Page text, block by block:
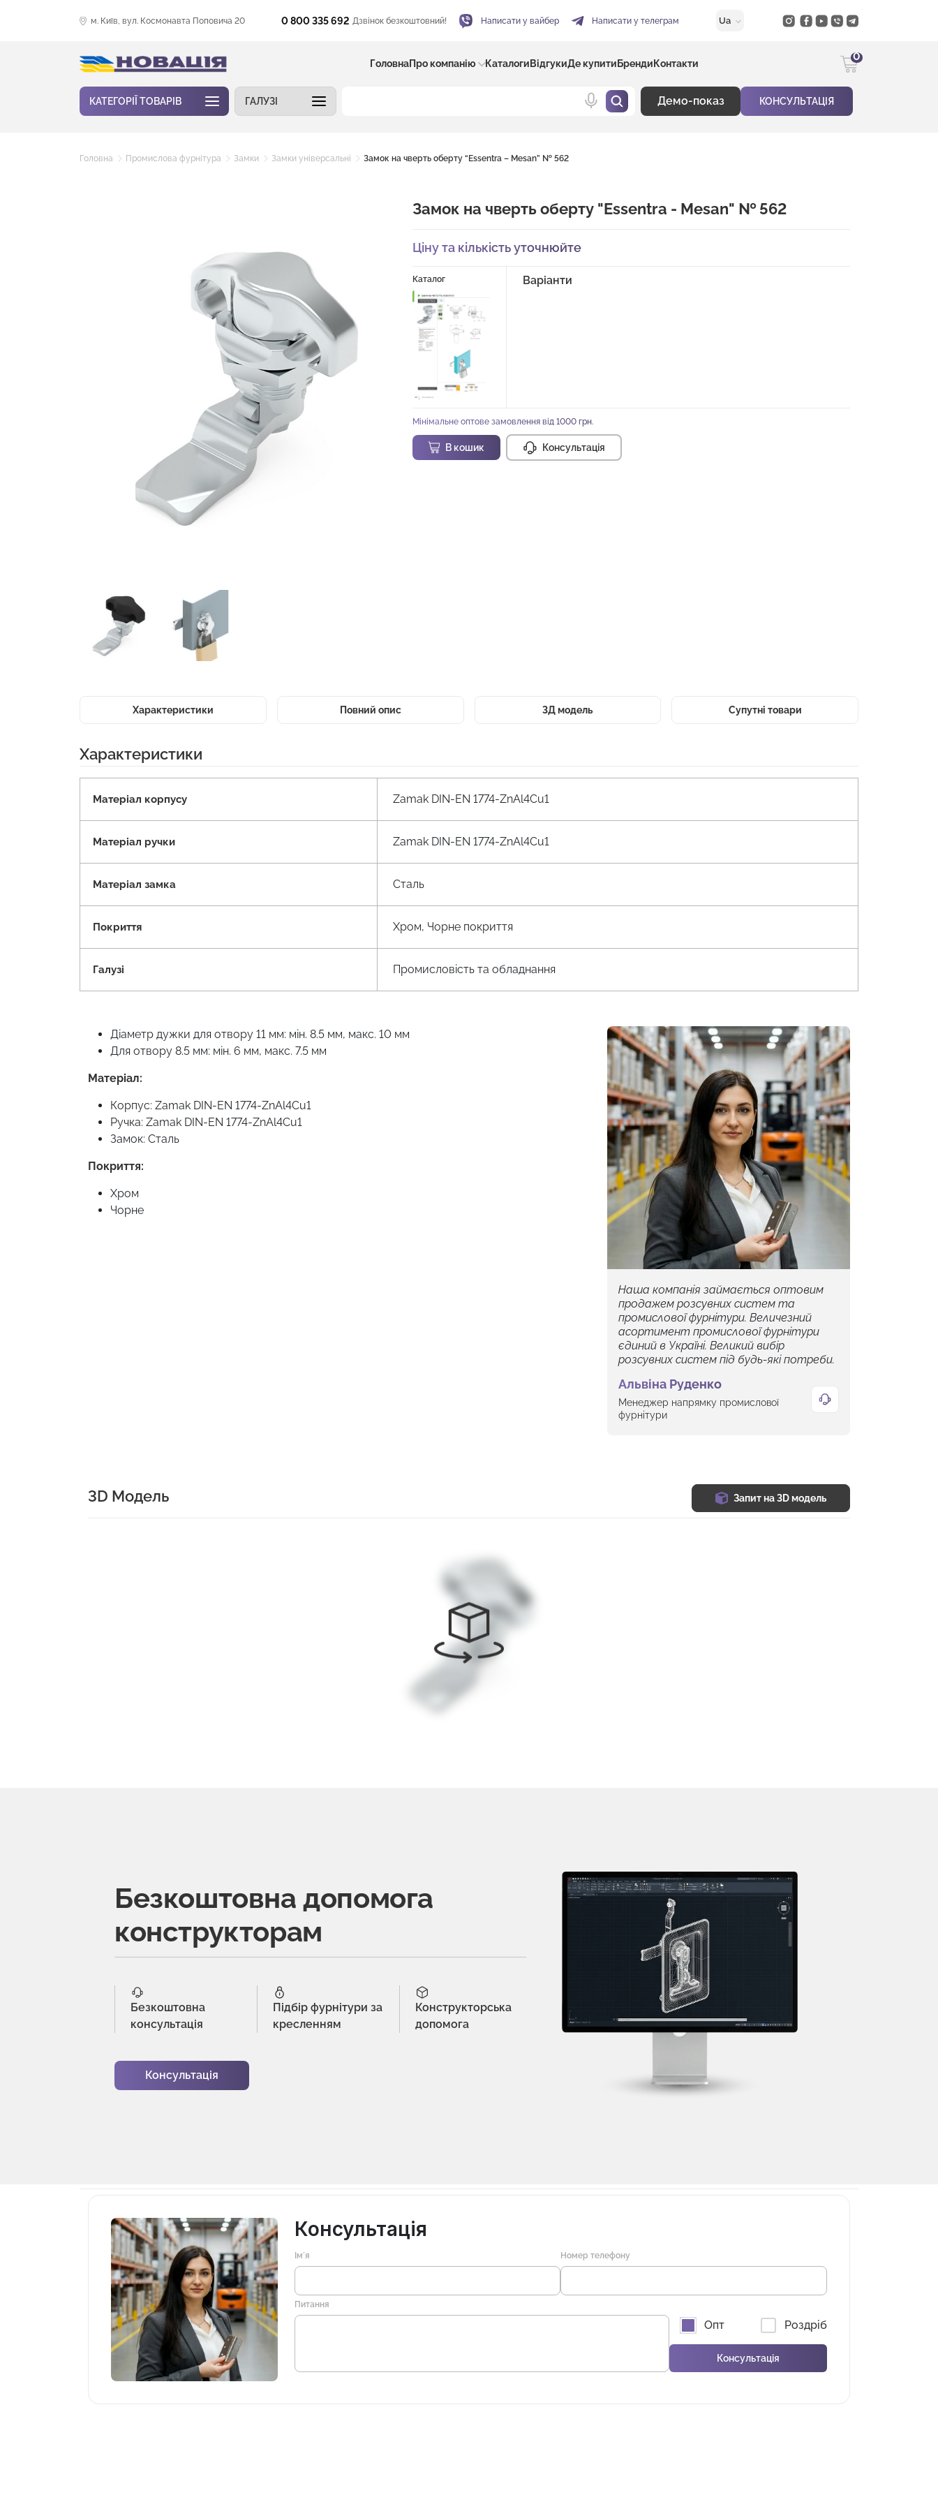
м. Київ, вул. Космонавта Поповича 20 0 800 335 692 Дзвінок безкоштовний! Написати у вайбер Написати у телеграм Ua
ГоловнаПро компанію Каталоги ВідгукиДе купити Бренди Контакти
0
КАТЕГОРІЇ ТОВАРІВ ГАЛУЗІ Демо-показ КОНСУЛЬТАЦІЯ
Головна Промислова фурнітура Замки Замки універсальні Замок на чверть оберту “Essentra – Mesan” № 562
Замок на чверть оберту "Essentra - Mesan" № 562
Ціну та кількість уточнюйте
Каталог Варіанти
Мінімальне оптове замовлення від 1000 грн.
В кошик Консультація
Характеристики Повний опис 3Д модель Супутні товари
Характеристики
Матеріал корпусу Zamak DIN-EN 1774-ZnAl4Cu1
Матеріал ручки Zamak DIN-EN 1774-ZnAl4Cu1
Матеріал замка Сталь
Покриття Хром, Чорне покриття
Галузі Промисловість та обладнання
Діаметр дужки для отвору 11 мм: мін. 8.5 мм, макс. 10 мм
Для отвору 8.5 мм: мін. 6 мм, макс. 7.5 мм
Матеріал:
Корпус: Zamak DIN-EN 1774-ZnAl4Cu1
Ручка: Zamak DIN-EN 1774-ZnAl4Cu1
Замок: Сталь
Покриття:
Хром
Чорне
Наша компанія займається оптовим
продажем розсувних систем та
промислової фурнітури. Величезний
асортимент промислової фурнітури
єдиний в Україні. Великий вибір
розсувних систем під будь-які потреби.
Альвіна Руденко
Менеджер напрямку промислової
фурнітури
3D Модель Запит на 3D модель
Безкоштовна допомога
конструкторам
Безкоштовна
консультація
Підбір фурнітури за
кресленням
Конструкторська
допомога
Консультація
Консультація
Імʼя Номер телефону
Питання
Опт Роздріб